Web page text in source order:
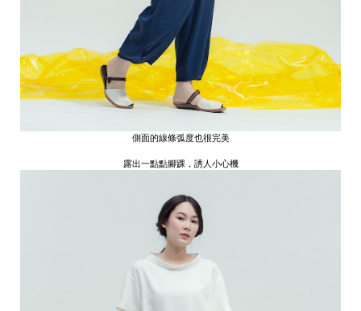
側面的線條弧度也很完美
露出一點點腳踝，誘人小心機